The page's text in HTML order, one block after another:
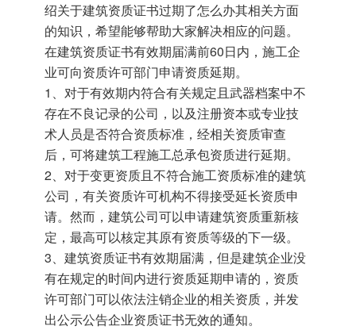
绍关于建筑资质证书过期了怎么办其相关方面
的知识，希望能够帮助大家解决相应的问题。
在建筑资质证书有效期届满前60日内，施工企
业可向资质许可部门申请资质延期。
1、对于有效期内符合有关规定且武器档案中不
存在不良记录的公司，以及注册资本或专业技
术人员是否符合资质标准，经相关资质审查
后，可将建筑工程施工总承包资质进行延期。
2、对于变更资质且不符合施工资质标准的建筑
公司，有关资质许可机构不得接受延长资质申
请。然而，建筑公司可以申请建筑资质重新核
定，最高可以核定其原有资质等级的下一级。
3、建筑资质证书有效期届满，但是建筑企业没
有在规定的时间内进行资质延期申请的，资质
许可部门可以依法注销企业的相关资质，并发
出公示公告企业资质证书无效的通知。